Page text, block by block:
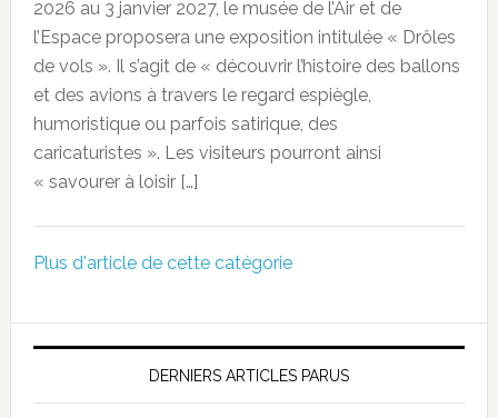
2026 au 3 janvier 2027, le musée de l’Air et de
l’Espace proposera une exposition intitulée « Drôles
de vols ». Il s’agit de « découvrir l’histoire des ballons
et des avions à travers le regard espiègle,
humoristique ou parfois satirique, des
caricaturistes ». Les visiteurs pourront ainsi
« savourer à loisir […]
Plus d'article de cette catégorie
DERNIERS ARTICLES PARUS